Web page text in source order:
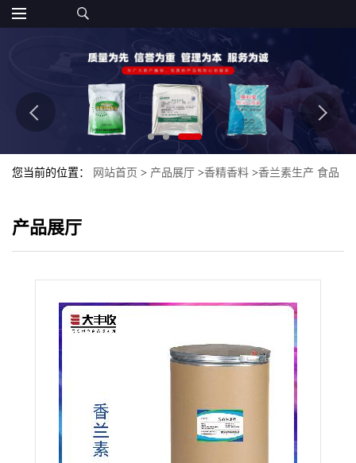
您当前的位置： 网站首页 > 产品展厅 >香精香料 >香兰素生产 食品
产品展厅